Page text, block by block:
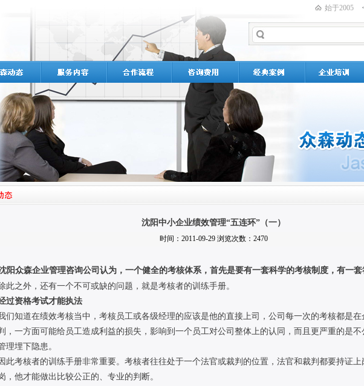
始于2005
沈阳中小企业绩效管理“五连环”（一）
时间：2011-09-29 浏览次数：2470
阳众森企业管理咨询公司认为，一个健全的考核体系，首先是要有一套科学的考核制度，有一
此之外，还有一个不可或缺的问题，就是考核者的训练手册。
过资格考试才能执法
知道在绩效考核当中，考核员工或各级经理的应该是他的直接上司，公司每一次的考核都是在
，一方面可能给员工造成利益的损失，影响到一个员工对公司整体上的认同，而且更严重的是
理埋下隐患。
考核者的训练手册非常重要。考核者往往处于一个法官或裁判的位置，法官和裁判都要持证上
，他才能做出比较公正的、专业的判断。